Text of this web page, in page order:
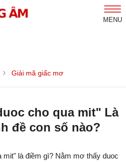
MENU
Giải mã giấc mơ
cho qua mit" Là
đề con số nào?
là điềm gì? Nằm mơ thấy duoc